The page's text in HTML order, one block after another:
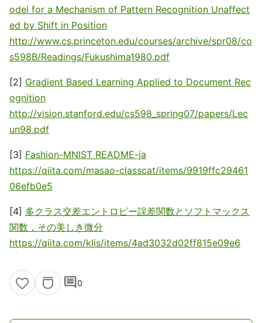
odel for a Mechanism of Pattern Recognition Unaffect
ed by Shift in Position
http://www.cs.princeton.edu/courses/archive/spr08/co
s598B/Readings/Fukushima1980.pdf
[2] Gradient Based Learning Applied to Document Rec
ognition
http://vision.stanford.edu/cs598_spring07/papers/Lec
un98.pdf
[3] Fashion-MNIST README-ja
https://qiita.com/masao-classcat/items/9919ffc29461
06efb0e5
[4] 多クラス交差エントロピー誤差関数とソフトマックス
関数，その美しき微分
https://qiita.com/klis/items/4ad3032d02ff815e09e6
comment0